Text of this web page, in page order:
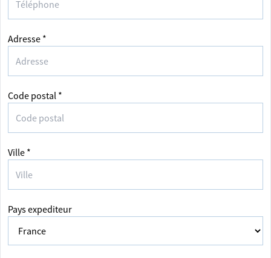
Adresse *
Code postal *
Ville *
Pays expediteur